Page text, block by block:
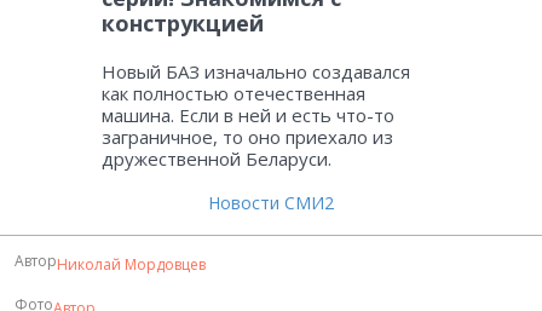
конструкцией
Новый БАЗ изначально создавался
как полностью отечественная
машина. Если в ней и есть что-то
заграничное, то оно приехало из
дружественной Беларуси.
Новости СМИ2
АвторНиколай Мордовцев
Фото